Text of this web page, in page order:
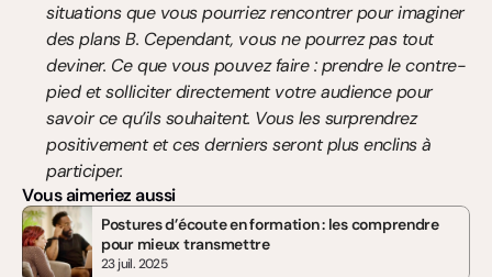
situations que vous pourriez rencontrer pour imaginer
des plans B. Cependant, vous ne pourrez pas tout
deviner. Ce que vous pouvez faire : prendre le contre-
pied et solliciter directement votre audience pour
savoir ce qu’ils souhaitent. Vous les surprendrez
positivement et ces derniers seront plus enclins à
participer.
Vous aimeriez aussi
Postures d’écoute en formation : les comprendre
pour mieux transmettre
23 juil. 2025